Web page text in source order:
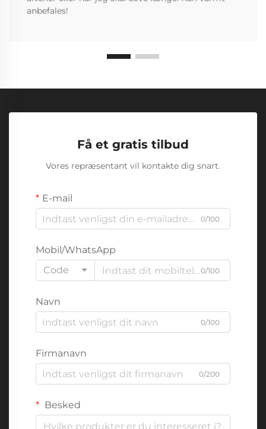
anbefales!
Få et gratis tilbud
Vores repræsentant vil kontakte dig snart.
E-mail
0/100
Mobil/WhatsApp
Code
0/100
Navn
0/100
Firmanavn
0/200
Besked